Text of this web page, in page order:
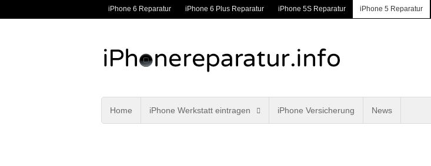
iPhone 6 Reparatur iPhone 6 Plus Reparatur iPhone 5S Reparatur iPhone 5 Reparatur
Home iPhone Werkstatt eintragen iPhone Versicherung News